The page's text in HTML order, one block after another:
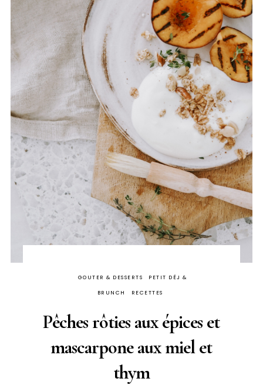
GOUTER & DESSERTS PETIT DÉJ &
BRUNCH RECETTES
Pêches rôties aux épices et
mascarpone aux miel et
thym